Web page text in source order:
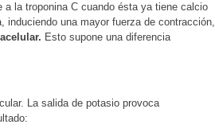
la troponina C cuando ésta ya tiene calcio
induciendo una mayor fuerza de contracción,
Esto supone una diferencia
La salida de potasio provoca